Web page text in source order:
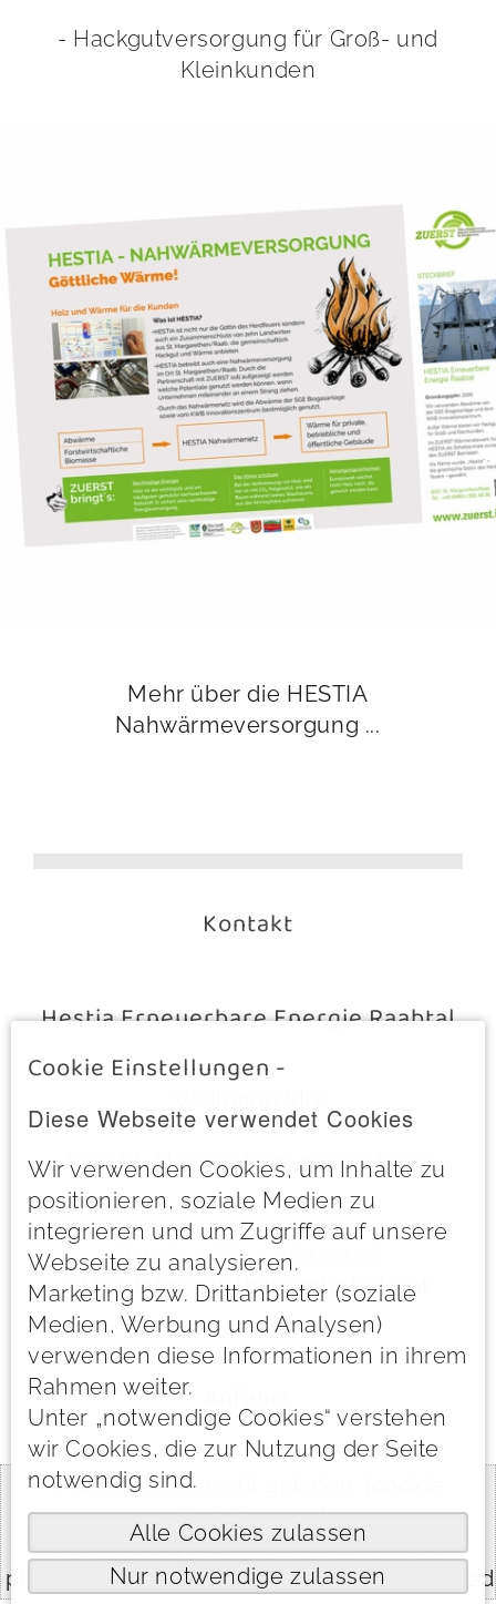
- Hackgutversorgung für Groß- und
Kleinkunden
Mehr über die HESTIA
Nahwärmeversorgung ...
Kontakt
Hestia Erneuerbare Energie Raabtal
8321 St. Margarethen an der Raab
Handy: 0664 / 283 49 36
eMail: info@obstbauernhof-stix.at
Anfahrt
iFrame wurde nicht geladen:
einstellungen]
https://www.google.com/maps/embed?
Cookie Einstellungen -
Diese Webseite verwendet Cookies
Wir verwenden Cookies, um Inhalte zu
positionieren, soziale Medien zu
integrieren und um Zugriffe auf unsere
Webseite zu analysieren.
Marketing bzw. Drittanbieter (soziale
Medien, Werbung und Analysen)
verwenden diese Informationen in ihrem
Rahmen weiter.
Unter „notwendige Cookies“ verstehen
wir Cookies, die zur Nutzung der Seite
notwendig sind.